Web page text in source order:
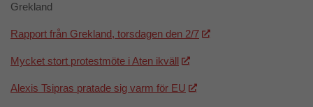
Grekland
Rapport från Grekland, torsdagen den 2/7
Mycket stort protestmöte i Aten ikväll
Alexis Tsipras pratade sig varm för EU